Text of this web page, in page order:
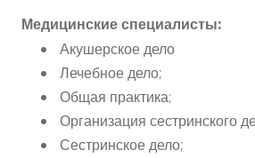
Медицинские специалисты:
Акушерское дело
Лечебное дело;
Общая практика;
Организация сестринского
Сестринское дело;